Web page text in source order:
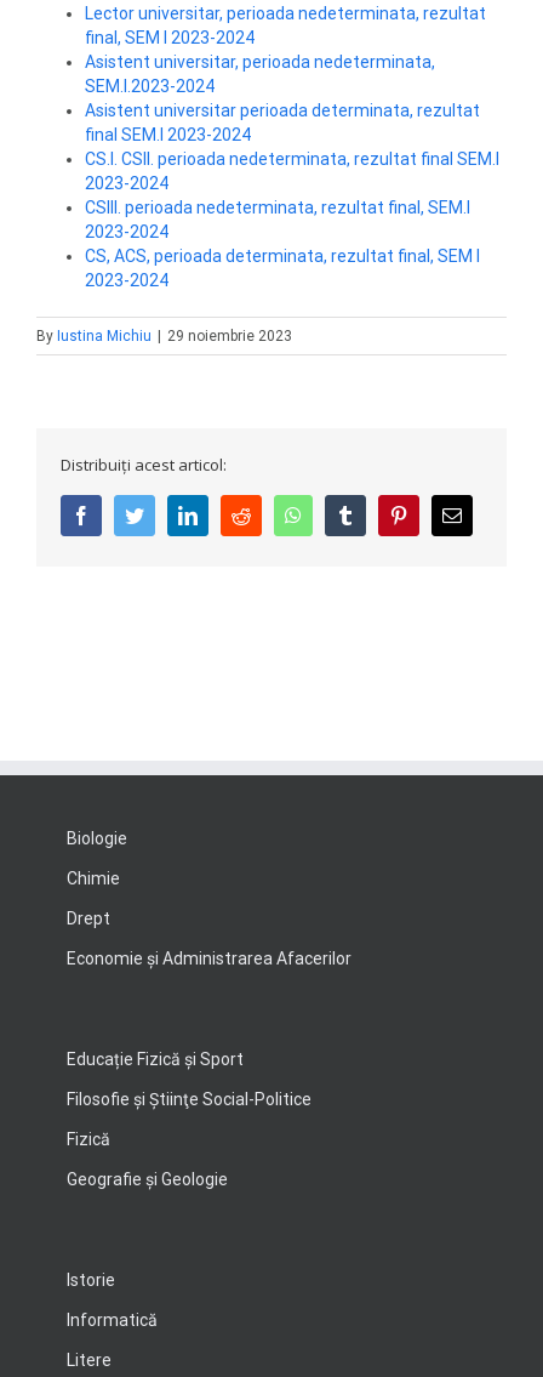
Lector universitar, perioada nedeterminata, rezultat
final, SEM I 2023-2024
Asistent universitar, perioada nedeterminata,
SEM.I.2023-2024
Asistent universitar perioada determinata, rezultat
final SEM.I 2023-2024
CS.I. CSII. perioada nedeterminata, rezultat final SEM.I
2023-2024
CSIII. perioada nedeterminata, rezultat final, SEM.I
2023-2024
CS, ACS, perioada determinata, rezultat final, SEM I
2023-2024
By Iustina Michiu 29 noiembrie 2023
Distribuiți acest articol:
facebooktwitter linkedinreddit whatsapptumblr pinterestE-
mail:
Biologie
Chimie
Drept
Economie şi Administrarea Afacerilor
Educație Fizică și Sport
Filosofie şi Ştiinţe Social-Politice
Fizică
Geografie şi Geologie
Istorie
Informatică
Litere